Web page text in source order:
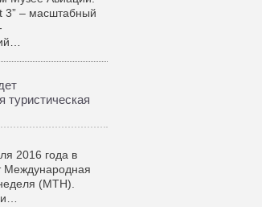
3” – масштабный
2016 года в
Международная
(МТН).